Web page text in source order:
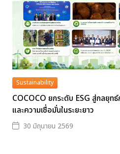
Sustainability
COCOCO ยกระดับ ESG สู่กลยุท
และความเชื่อมั่นในระยะยาว
30 มิถุนายน 2569